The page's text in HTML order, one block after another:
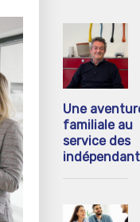
Une
familiale au
service des